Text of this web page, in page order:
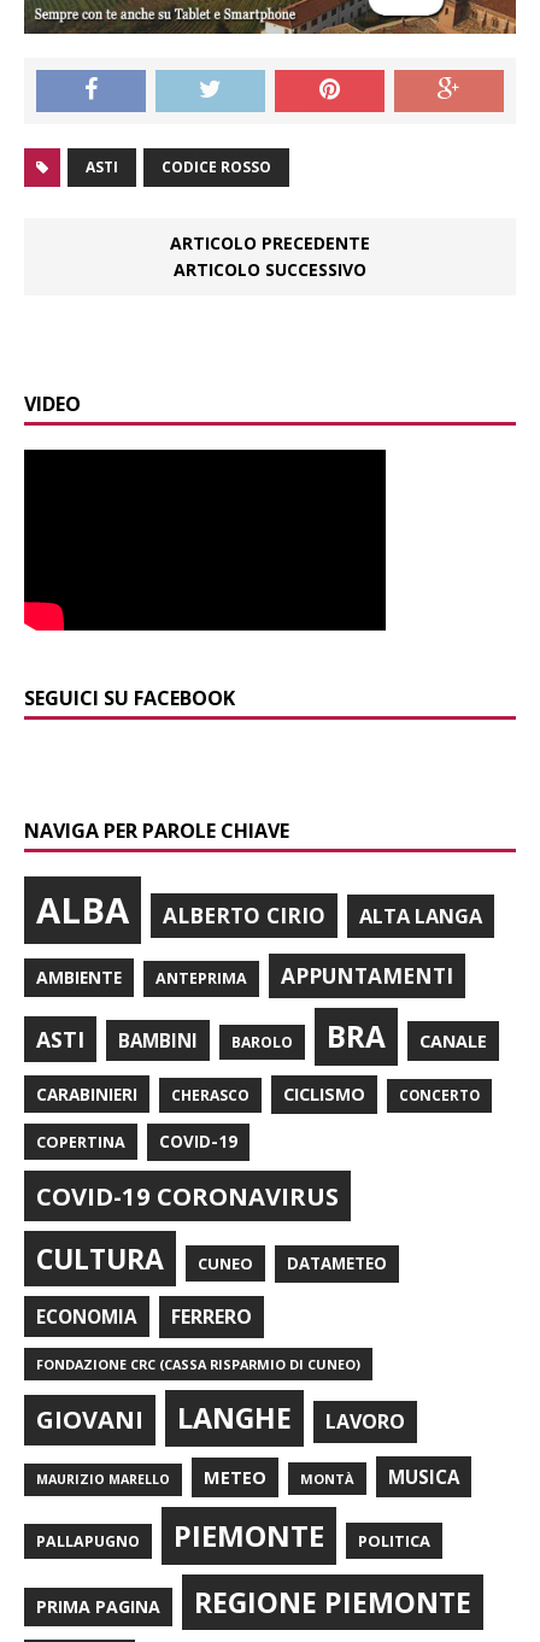
ASTI CODICE ROSSO
ARTICOLO PRECEDENTE
ARTICOLO SUCCESSIVO
VIDEO
SEGUICI SU FACEBOOK
NAVIGA PER PAROLE CHIAVE
ALBA ALBERTO CIRIO ALTA LANGA
AMBIENTE ANTEPRIMA APPUNTAMENTI
ASTI BAMBINI BAROLO BRA CANALE
CARABINIERI CHERASCO CICLISMO CONCERTO
COPERTINA COVID-19
COVID-19 CORONAVIRUS
CULTURA CUNEO DATAMETEO
ECONOMIA FERRERO
FONDAZIONE CRC (CASSA RISPARMIO DI CUNEO)
GIOVANI LANGHE LAVORO
MAURIZIO MARELLO METEO MONTÀ MUSICA
PALLAPUGNO PIEMONTE POLITICA
PRIMA PAGINA REGIONE PIEMONTE